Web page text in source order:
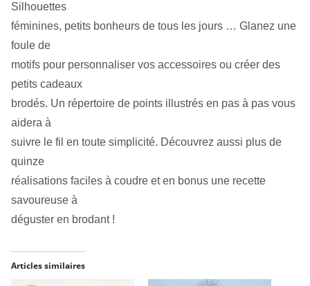
Silhouettes
féminines, petits bonheurs de tous les jours … Glanez une
foule de
motifs pour personnaliser vos accessoires ou créer des
petits cadeaux
brodés. Un répertoire de points illustrés en pas à pas vous
aidera à
suivre le fil en toute simplicité. Découvrez aussi plus de
quinze
réalisations faciles à coudre et en bonus une recette
savoureuse à
déguster en brodant !
Articles similaires